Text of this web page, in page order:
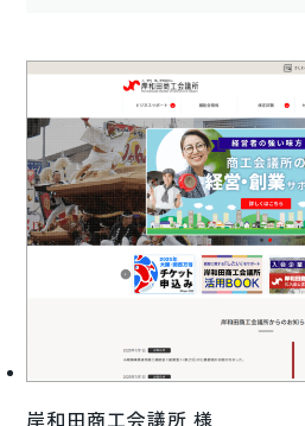
各種印刷物デザイン
ロゴマーク制作
ブランディング
岸和田商工会議所 様